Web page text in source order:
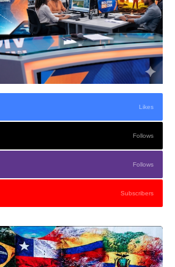
Likes
Follows
Follows
Subscribers